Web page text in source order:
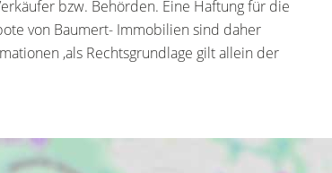
bzw. Behörden. Eine Haftung für die
von Baumert- Immobilien sind daher
,als Rechtsgrundlage gilt allein der